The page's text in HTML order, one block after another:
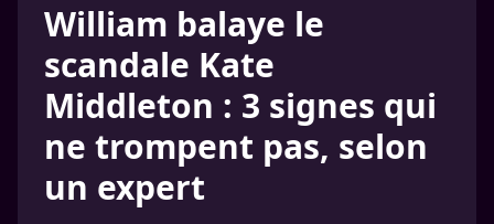
William balaye le
scandale Kate
Middleton : 3 signes qui
ne trompent pas, selon
un expert